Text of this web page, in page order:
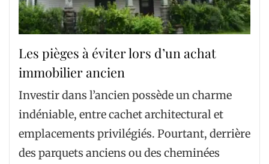
Les pièges à éviter lors d’un achat
immobilier ancien
Investir dans l’ancien possède un charme
indéniable, entre cachet architectural et
emplacements privilégiés. Pourtant, derrière
des parquets anciens ou des cheminées